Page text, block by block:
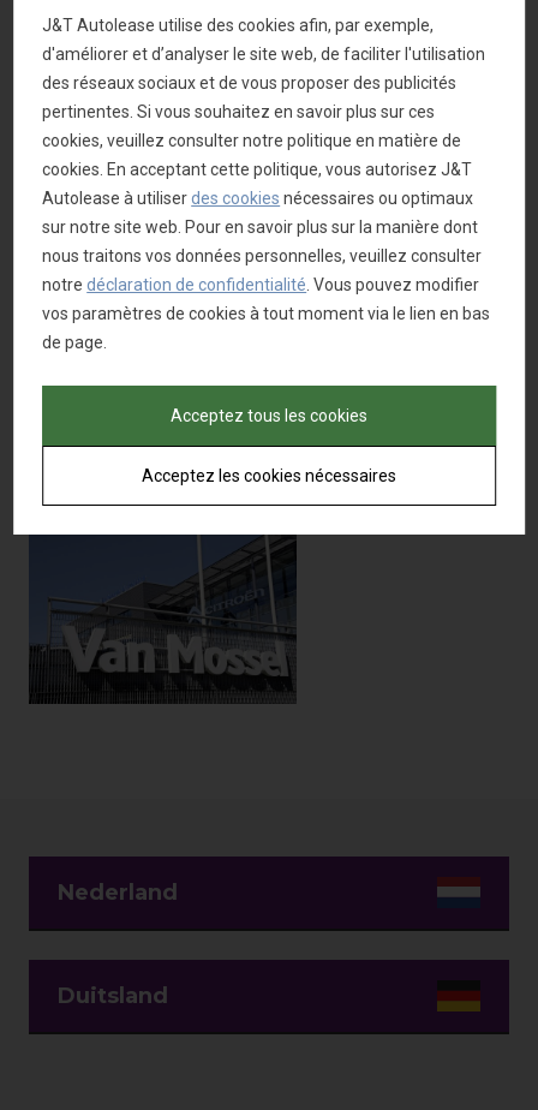
Néanmoins, ces résultats
tant mensuels que
cumulés demeurent bien
en-deçà de ceux constatés
en 2019 avant la pandémie
de COVID-19. Ces résultats
illustrent à la fois une
baisse du marché ainsi
que les difficultés de
production liées aux
soucis
Consultez ici le
communique de le Febiac
Nederland
Duitsland
J&T Autolease utilise des cookies afin, par exemple,
d'améliorer et d’analyser le site web, de faciliter l'utilisation
des réseaux sociaux et de vous proposer des publicités
pertinentes. Si vous souhaitez en savoir plus sur ces
cookies, veuillez consulter notre politique en matière de
cookies. En acceptant cette politique, vous autorisez J&T
Autolease à utiliserdes cookies nécessaires ou optimaux
sur notre site web. Pour en savoir plus sur la manière dont
nous traitons vos données personnelles, veuillez consulter
notredéclaration de confidentialité . Vous pouvez modifier
vos paramètres de cookies à tout moment via le lien en bas
de page.
Acceptez tous les cookies
Acceptez les cookies nécessaires